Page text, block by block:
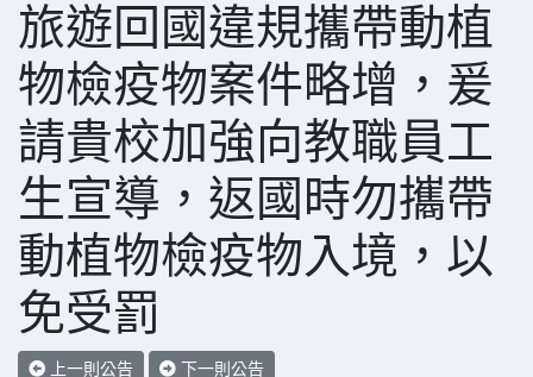
旅遊回國違規攜帶動植
物檢疫物案件略增，爰
請貴校加強向教職員工
生宣導，返國時勿攜帶
動植物檢疫物入境，以
免受罰
上一則公告 下一則公告